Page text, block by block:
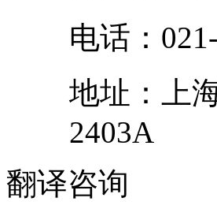
电话：
地址：
上
2403A
翻译咨询